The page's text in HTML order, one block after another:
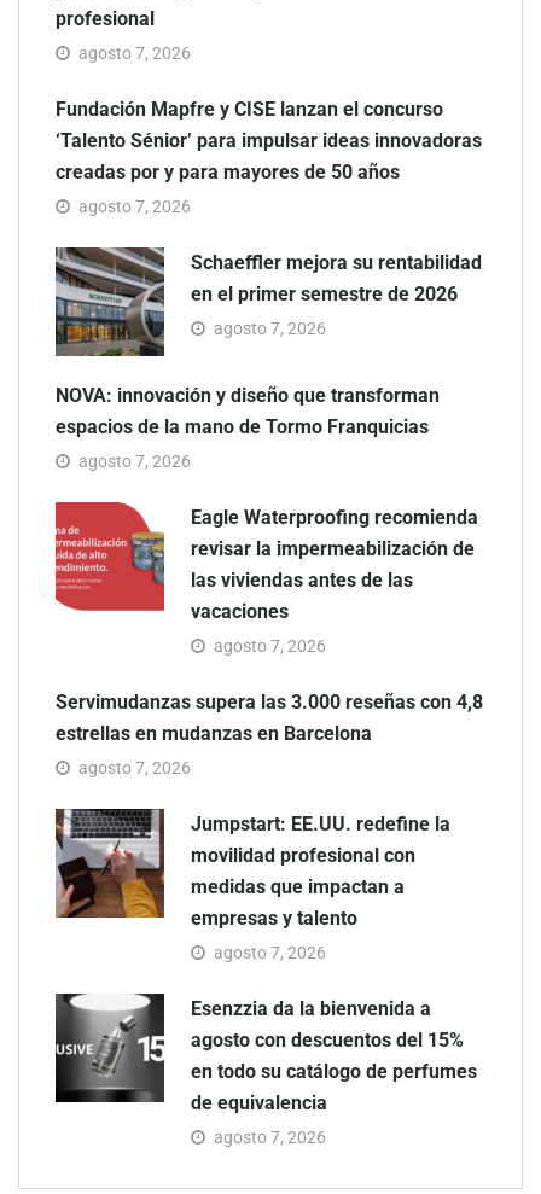
profesional
agosto 7, 2026
Fundación Mapfre y CISE lanzan el concurso
‘Talento Sénior’ para impulsar ideas innovadoras
creadas por y para mayores de 50 años
agosto 7, 2026
Schaeffler mejora su rentabilidad
en el primer semestre de 2026
agosto 7, 2026
NOVA: innovación y diseño que transforman
espacios de la mano de Tormo Franquicias
agosto 7, 2026
Eagle Waterproofing recomienda
revisar la impermeabilización de
las viviendas antes de las
vacaciones
agosto 7, 2026
Servimudanzas supera las 3.000 reseñas con 4,8
estrellas en mudanzas en Barcelona
agosto 7, 2026
Jumpstart: EE.UU. redefine la
movilidad profesional con
medidas que impactan a
empresas y talento
agosto 7, 2026
Esenzzia da la bienvenida a
agosto con descuentos del 15%
en todo su catálogo de perfumes
de equivalencia
agosto 7, 2026